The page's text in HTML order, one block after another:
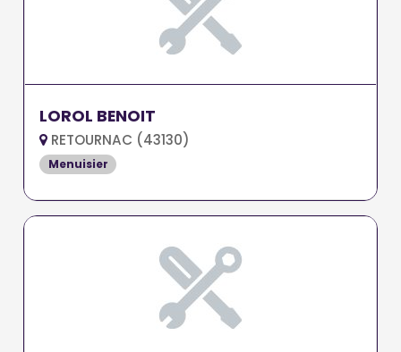
LOROL BENOIT
RETOURNAC (43130)
Menuisier